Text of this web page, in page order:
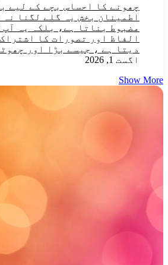
چھونے کا احساس بچے کے لیے
اطمینان بخش یہ گلے لگنا نہ
مضبوط بناتا ہے، بلکہ یہ
الفاظ اور تصورات کا
دیتا ہے ، جیسے بڑا اور
اگست 1, 2026
Show More